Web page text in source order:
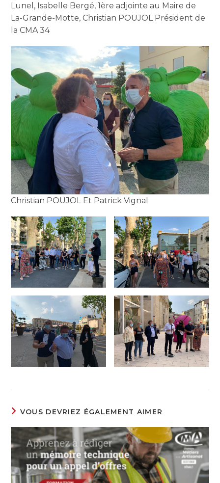
Lunel, Isabelle Bergé, 1ère adjointe au Maire de
La-Grande-Motte, Christian POUJOL Président de
la CMA 34
Christian POUJOL Et Patrick Vignal
VOUS DEVRIEZ ÉGALEMENT AIMER